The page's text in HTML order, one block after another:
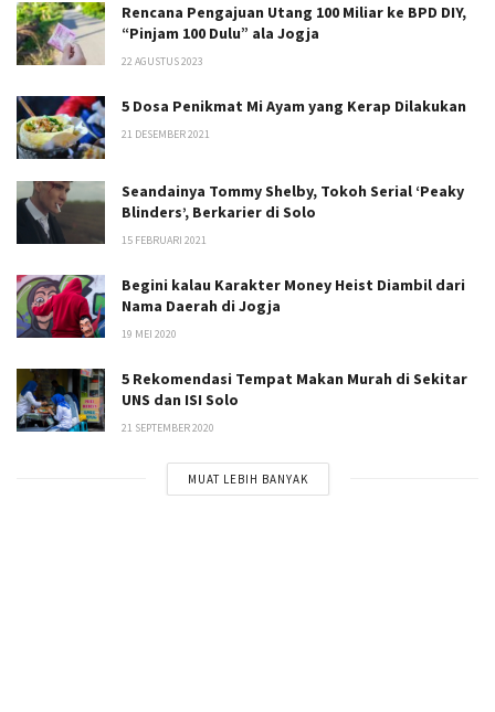
Rencana Pengajuan Utang 100 Miliar ke BPD DIY,
“Pinjam 100 Dulu” ala Jogja
22 AGUSTUS 2023
5 Dosa Penikmat Mi Ayam yang Kerap Dilakukan
21 DESEMBER 2021
Seandainya Tommy Shelby, Tokoh Serial ‘Peaky
Blinders’, Berkarier di Solo
15 FEBRUARI 2021
Begini kalau Karakter Money Heist Diambil dari
Nama Daerah di Jogja
19 MEI 2020
5 Rekomendasi Tempat Makan Murah di Sekitar
UNS dan ISI Solo
21 SEPTEMBER 2020
MUAT LEBIH BANYAK